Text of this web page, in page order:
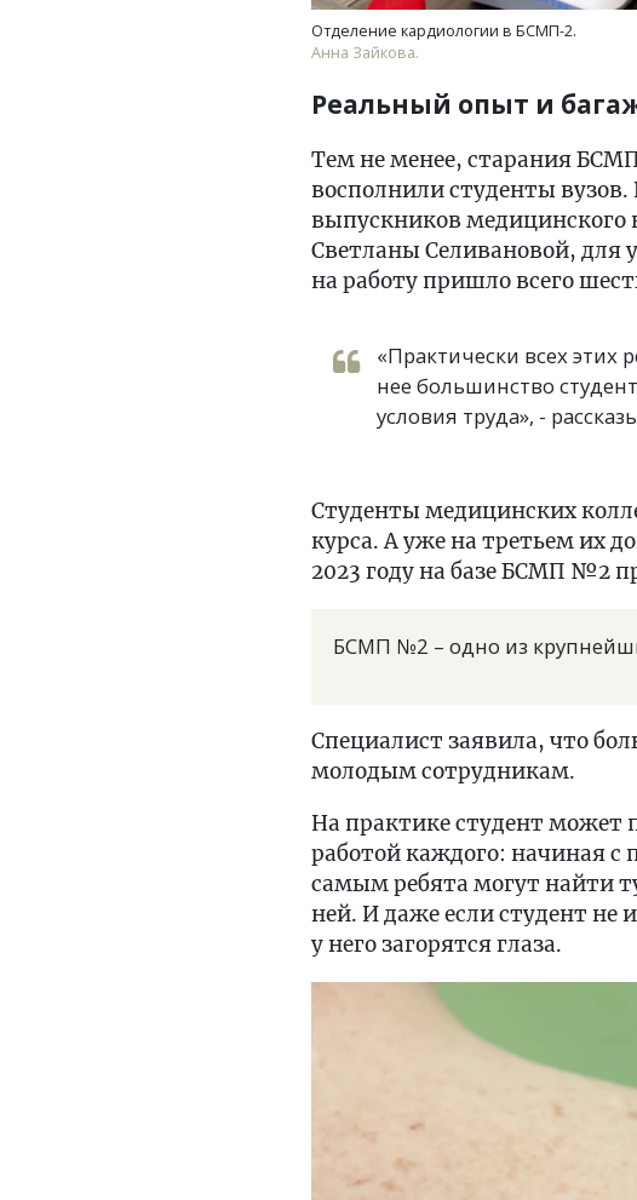
Отделение кардиологии в БСМП-2.
Анна Зайкова.
Реальный опыт и
Тем не менее, старания
восполнили студенты
выпускников
Светланы Селивановой, для
на работу пришло всего
«Практически всех этих
нее большинство
условия труда», -
Студенты медицинских
курса. А уже на третьем их
2023 году на базе БСМП №2
БСМП №2 – одно из
Специалист заявила, что
молодым сотрудникам.
На практике студент может
работой каждого: начиная
самым ребята могут найти
ней. И даже если студент не
у него загорятся глаза.